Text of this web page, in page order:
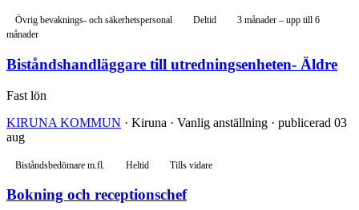
Övrig bevaknings- och säkerhetspersonal Deltid
3 månader – upp till 6
månader
Biståndshandläggare till utredningsenheten- Äldre
Fast lön
KIRUNA KOMMUN · Kiruna · Vanlig anställning · publicerad 03
aug
Biståndsbedömare m.fl. Heltid Tills vidare
Bokning och receptionschef